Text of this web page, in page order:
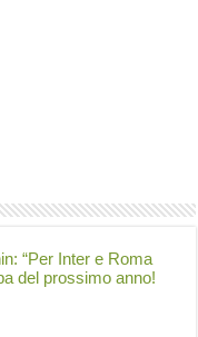
“Per Inter e Roma
del prossimo anno!